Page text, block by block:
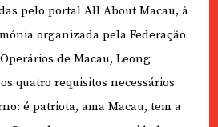
pelo portal All About Macau, à
organizada pela Federação
de Macau, Leong
quatro requisitos necessários
é patriota, ama Macau, tem a